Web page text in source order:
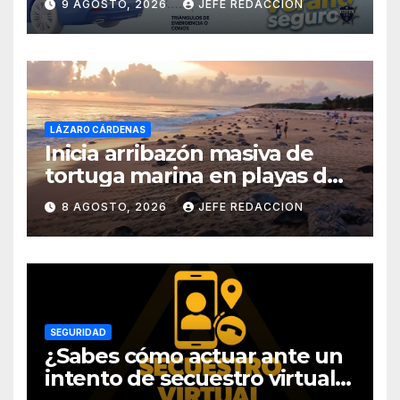
9 AGOSTO, 2026 JEFE REDACCION
LÁZARO CÁRDENAS
Inicia arribazón masiva de
tortuga marina en playas de
Michoacán
8 AGOSTO, 2026 JEFE REDACCION
SEGURIDAD
¿Sabes cómo actuar ante un
intento de secuestro virtual?